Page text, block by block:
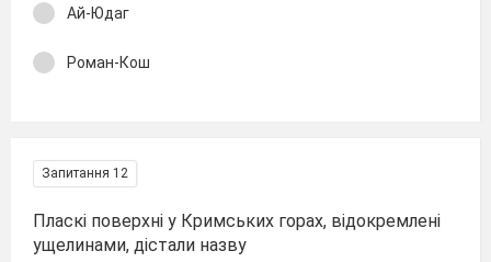
Ай-Юдаг
Роман-Кош
Запитання 12
Пласкі поверхні у Кримських горах, відокремлені
ущелинами, дістали назву